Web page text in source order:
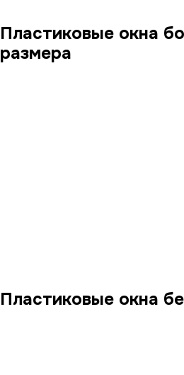
Пластиковые окна
размера
Пластиковые окна